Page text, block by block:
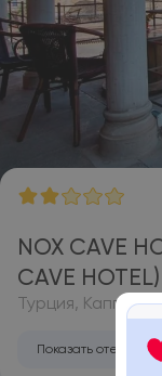
NOX CAVE
CAVE
Турция,
Показать отель на